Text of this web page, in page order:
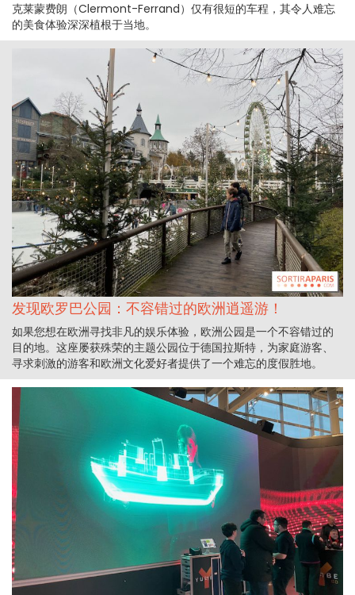
克莱蒙费朗（Clermont-Ferrand）仅有很短的车程，其令人难忘
的美食体验深深植根于当地。
发现欧罗巴公园：不容错过的欧洲逍遥游！
如果您想在欧洲寻找非凡的娱乐体验，欧洲公园是一个不容错过的
目的地。这座屡获殊荣的主题公园位于德国拉斯特，为家庭游客、
寻求刺激的游客和欧洲文化爱好者提供了一个难忘的度假胜地。